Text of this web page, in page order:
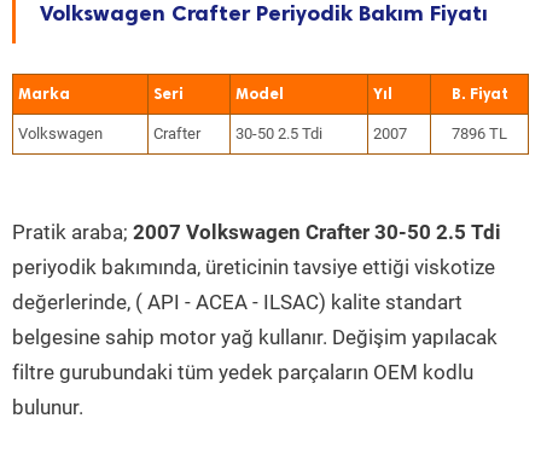
Volkswagen Crafter Periyodik Bakım Fiyatı
Marka Seri Model Yıl
Volkswagen Crafter 30-50 2.5 Tdi 2007 7896 TL
Pratik araba; 2007 Volkswagen Crafter 30-50 2.5 Tdi
periyodik bakımında, üreticinin tavsiye ettiği viskotize
değerlerinde, ( API - ACEA - ILSAC) kalite standart
belgesine sahip motor yağ kullanır. Değişim yapılacak
filtre gurubundaki tüm yedek parçaların OEM kodlu
bulunur.